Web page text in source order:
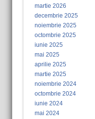
martie 2026
decembrie 2025
noiembrie 2025
octombrie 2025
iunie 2025
mai 2025
aprilie 2025
martie 2025
noiembrie 2024
octombrie 2024
iunie 2024
mai 2024